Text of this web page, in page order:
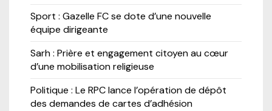
Sport : Gazelle FC se dote d’une nouvelle
équipe dirigeante
Sarh : Prière et engagement citoyen au cœur
d’une mobilisation religieuse
Politique : Le RPC lance l’opération de dépôt
des demandes de cartes d’adhésion